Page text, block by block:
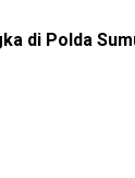
di Polda